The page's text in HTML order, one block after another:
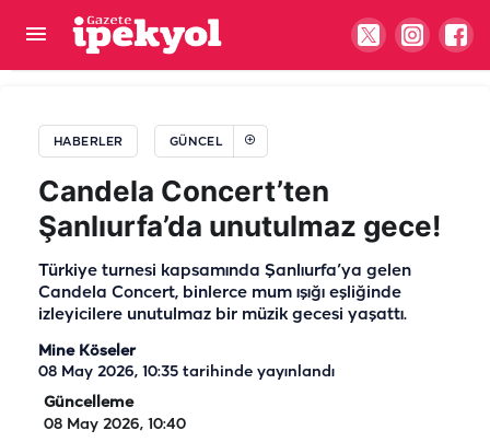
HABERLER GÜNCEL
Candela Concert’ten
Şanlıurfa’da unutulmaz gece!
Türkiye turnesi kapsamında Şanlıurfa’ya gelen
Candela Concert, binlerce mum ışığı eşliğinde
izleyicilere unutulmaz bir müzik gecesi yaşattı.
Mine Köseler
08 May 2026, 10:35 tarihinde yayınlandı
Güncelleme
08 May 2026, 10:40
İmralı görüşmesinden ‘yasa’ mesajı çıktı